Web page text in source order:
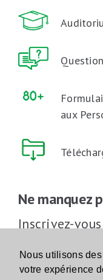
Nous utilisons
votre expérience
aux
Ne manquez
Inscrivez-
Inscrivez-vous